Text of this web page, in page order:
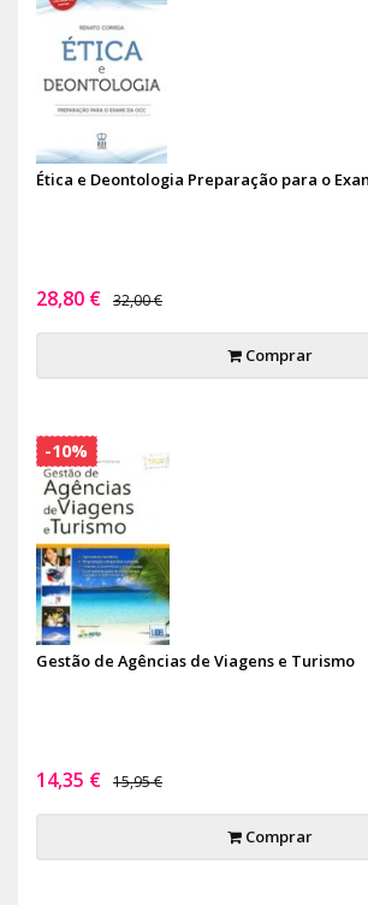
Ética e Deontologia Preparação para o
28,80 € 32,00 €
Comprar
Gestão de Agências de Viagens e Turismo
14,35 € 15,95 €
Comprar
-10%